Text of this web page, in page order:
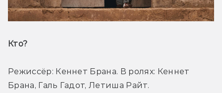
Кто?
Режиссёр: Кеннет Брана. В ролях: Кеннет
Брана, Галь Гадот, Летиша Райт.